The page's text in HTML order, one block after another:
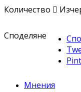
Количество 
Споделяне
Мнения